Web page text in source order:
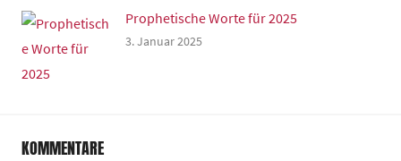
Prophetische Worte für 2025
3. Januar 2025
KOMMENTARE